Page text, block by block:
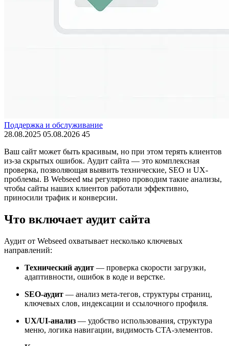
Поддержка и обслуживание
28.08.2025 05.08.2026 45
Ваш сайт может быть красивым, но при этом терять клиентов
из-за скрытых ошибок. Аудит сайта — это комплексная
проверка, позволяющая выявить технические, SEO и UX-
проблемы. В Webseed мы регулярно проводим такие анализы,
чтобы сайты наших клиентов работали эффективно,
приносили трафик и конверсии.
Что включает аудит сайта
Аудит от Webseed охватывает несколько ключевых
направлений:
Технический аудит — проверка скорости загрузки,
адаптивности, ошибок в коде и верстке.
SEO-аудит — анализ мета-тегов, структуры страниц,
ключевых слов, индексации и ссылочного профиля.
UX/UI-анализ — удобство использования, структура
меню, логика навигации, видимость CTA-элементов.